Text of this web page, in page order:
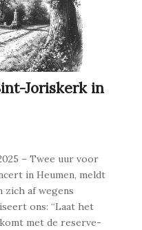
Joriskerk in
– Twee uur voor
in Heumen, meldt
zich af wegens
ons: “Laat het
met de reserve-